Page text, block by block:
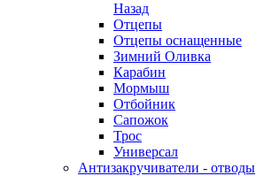
Назад
Отцепы
Отцепы оснащенные
Зимний Оливка
Карабин
Мормыш
Отбойник
Сапожок
Трос
Универсал
Антизакручиватели - отводы